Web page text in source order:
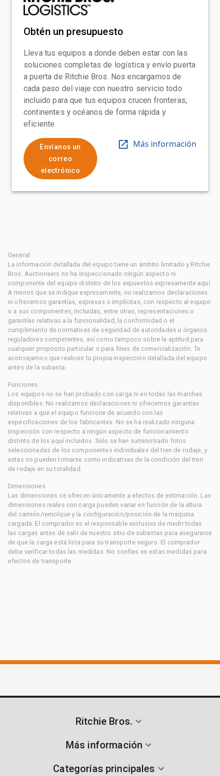
Obtén un presupuesto
Lleva tus equipos a donde deben estar con las
soluciones completas de logística y envío puerta
a puerta de Ritchie Bros. Nos encargamos de
cada paso del viaje con nuestro servicio todo
incluido para que tus equipos crucen fronteras,
continentes y océanos de forma rápida y
eficiente.
Envíanos un
correo
electrónico
Más información
General
La información detallada del equipo tiene un ámbito limitado y Ritchie
Bros. Auctioneers no ha inspeccionado ningún aspecto ni
componente del equipo distinto de los expuestos expresamente aquí.
A menos que se indique expresamente, no realizamos declaraciones
ni ofrecemos garantías, expresas o implícitas, con respecto al equipo
o a sus componentes, incluidas, entre otras, representaciones o
garantías relativas a la funcionalidad, la conformidad o el
cumplimiento de normativas de seguridad de autoridades u órganos
reguladores competentes, así como tampoco sobre la aptitud para
cualquier propósito particular o para fines de comercialización. Te
aconsejamos que realices tu propia inspección detallada del equipo
antes de la subasta.
Funciones
Los equipos no se han probado con carga ni en todas las marchas
disponibles. No realizamos declaraciones ni ofrecemos garantías
relativas a que el equipo funcione de acuerdo con las
especificaciones de los fabricantes. No se ha realizado ninguna
inspección con respecto a ningún aspecto de funcionamiento
distinto de los aquí incluidos. Solo se han suministrado fotos
seleccionadas de los componentes individuales del tren de rodaje, y
estas no pueden tomarse como indicativas de la condición del tren
de rodaje en su totalidad.
Dimensiones
Las dimensiones se ofrecen únicamente a efectos de estimación. Las
dimensiones reales con carga pueden variar en función de la altura
del camión/remolque y la configuración/posición de la máquina
cargada. El comprador es el responsable exclusivo de medir todas
las cargas antes de salir de nuestro sitio de subastas para asegurarse
de que la carga está lista para su transporte seguro. El comprador
debe verificar todas las medidas. No confíes en estas medidas para
efectos de transporte.
Ritchie Bros.
Más información
Categorías principales